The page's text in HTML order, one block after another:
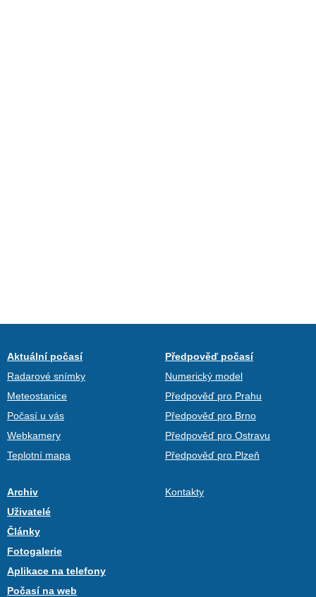
Aktuální počasí
Radarové snímky
Meteostanice
Počasí u vás
Webkamery
Teplotní mapa
Předpověď počasí
Numerický model
Předpověď pro Prahu
Předpověď pro Brno
Předpověď pro Ostravu
Předpověď pro Plzeň
Archiv
Uživatelé
Články
Fotogalerie
Aplikace na telefony
Počasí na web
Kontakty